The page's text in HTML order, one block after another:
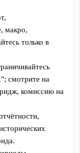
макро,
только в
смотрите на
комиссию на